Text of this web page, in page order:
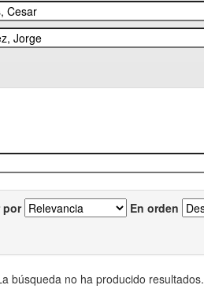
por En orden
búsqueda no ha producido resultados.